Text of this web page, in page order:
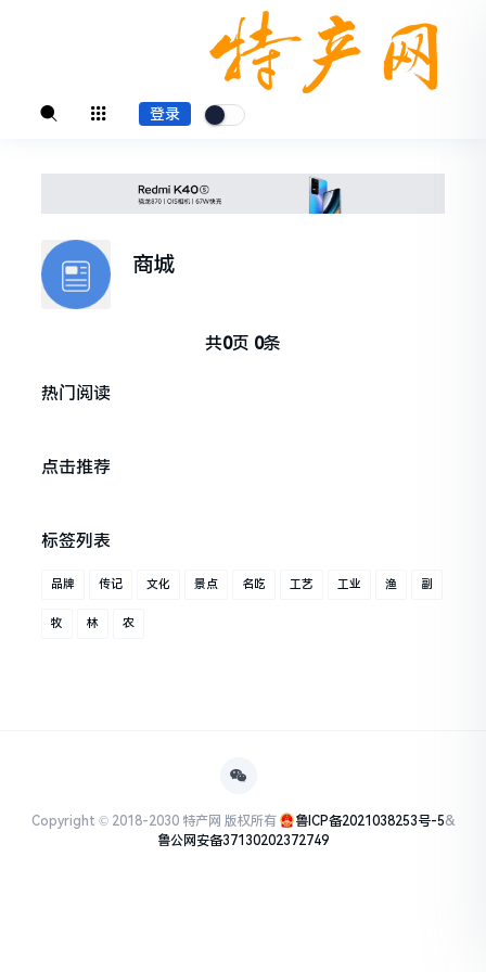
登录
商城
共0页 0条
热门阅读
点击推荐
标签列表
品牌 传记 文化 景点 名吃 工艺 工业 渔 副
牧 林 农
Copyright © 2018-2030 特产网 版权所有 鲁ICP备2021038253号-5&
鲁公网安备37130202372749